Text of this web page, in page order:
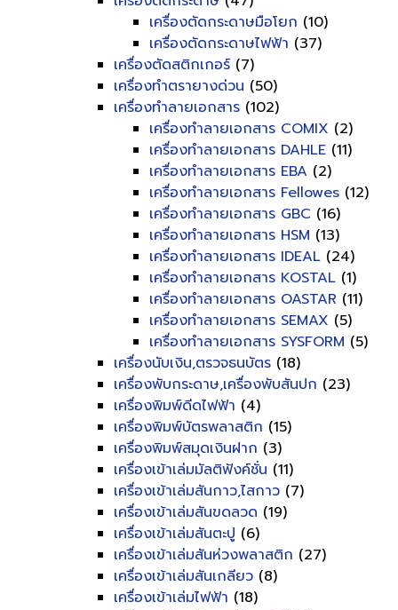
เครื่องตัดกระดาษมือโยก (10)
เครื่องตัดกระดาษไฟฟ้า (37)
เครื่องตัดสติกเกอร์ (7)
เครื่องทำตรายางด่วน (50)
เครื่องทำลายเอกสาร (102)
เครื่องทำลายเอกสาร COMIX (2)
เครื่องทำลายเอกสาร DAHLE (11)
เครื่องทำลายเอกสาร EBA (2)
เครื่องทำลายเอกสาร Fellowes (12)
เครื่องทำลายเอกสาร GBC (16)
เครื่องทำลายเอกสาร HSM (13)
เครื่องทำลายเอกสาร IDEAL (24)
เครื่องทำลายเอกสาร KOSTAL (1)
เครื่องทำลายเอกสาร OASTAR (11)
เครื่องทำลายเอกสาร SEMAX (5)
เครื่องทำลายเอกสาร SYSFORM (5)
เครื่องนับเงิน,ตรวจธนบัตร (18)
เครื่องพับกระดาษ,เครื่องพับสันปก (23)
เครื่องพิมพ์ดีดไฟฟ้า (4)
เครื่องพิมพ์บัตรพลาสติก (15)
เครื่องพิมพ์สมุดเงินฝาก (3)
เครื่องเข้าเล่มมัลติฟังค์ชั่น (11)
เครื่องเข้าเล่มสันกาว,ไสกาว (7)
เครื่องเข้าเล่มสันขดลวด (19)
เครื่องเข้าเล่มสันตะปู (6)
เครื่องเข้าเล่มสันห่วงพลาสติก (27)
เครื่องเข้าเล่มสันเกลียว (8)
เครื่องเข้าเล่มไฟฟ้า (18)